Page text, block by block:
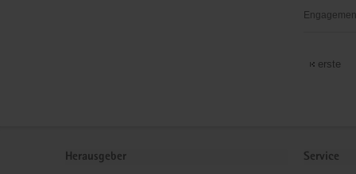
Luth.
e.V.erste
Herausgeber Service